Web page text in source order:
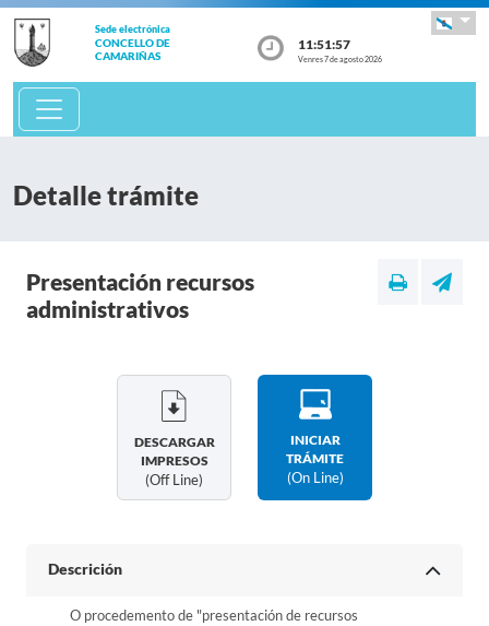
Sede electrónica
CONCELLO DE
CAMARIÑAS
11:51:57
Venres 7 de agosto 2026
Detalle trámite
Presentación recursos
administrativos
DESCARGAR
IMPRESOS
(off Line)
INICIAR
TRÁMITE
(on Line)
Descrición
O procedemento de "presentación de recursos